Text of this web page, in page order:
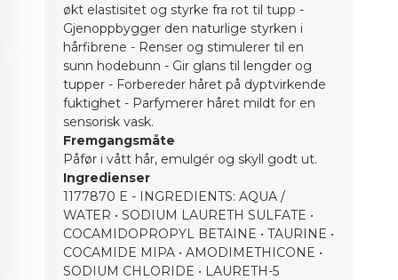
økt elastisitet og styrke fra rot til tupp -
Gjenoppbygger den naturlige styrken i
hårfibrene - Renser og stimulerer til en
sunn hodebunn - Gir glans til lengder og
tupper - Forbereder håret på dyptvirkende
fuktighet - Parfymerer håret mildt for en
sensorisk vask.
Fremgangsmåte
Påfør i vått hår, emulgér og skyll godt ut.
Ingredienser
1177870 E - INGREDIENTS: AQUA /
WATER • SODIUM LAURETH SULFATE •
COCAMIDOPROPYL BETAINE • TAURINE •
COCAMIDE MIPA • AMODIMETHICONE •
SODIUM CHLORIDE • LAURETH-5